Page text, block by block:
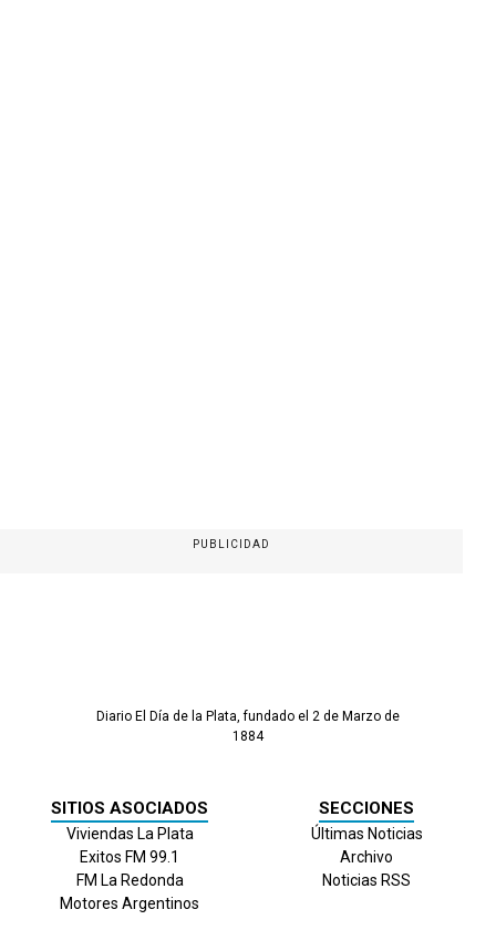
PUBLICIDAD
Diario El Día de la Plata, fundado el 2 de Marzo de
1884
SITIOS ASOCIADOS
Viviendas La Plata
Exitos FM 99.1
FM La Redonda
Motores Argentinos
SECCIONES
Últimas Noticias
Archivo
Noticias RSS